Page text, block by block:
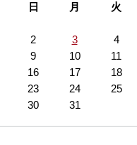
日
月 火
2
3 4
9
10 11
16
17 18
23
24 25
30
31